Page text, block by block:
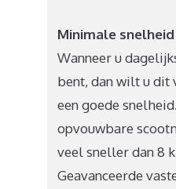
Minimale snelheid
Wanneer u
bent, dan wilt u dit
een goede
opvouwbare
veel sneller dan 8
Geavanceerde